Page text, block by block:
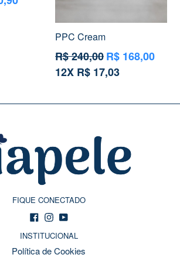
PPC Cream
Preço
normal
R$ 240,00R$ 168,00
12X R$ 17,03
FIQUE CONECTADO
FacebookInstagram
YouTube
INSTITUCIONAL
Política de Cookies